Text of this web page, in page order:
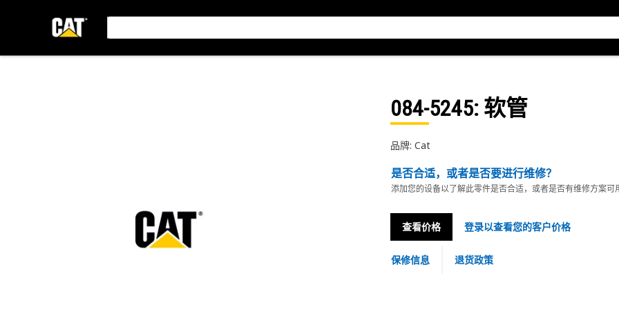
084-5245: 软管
品牌: Cat
是否合适，或者是否要进行维修？
添加您的设备以了解此零件是否合适，或者是否有维修方案可
查看价格 登录以查看您的客户价格
保修信息 退货政策